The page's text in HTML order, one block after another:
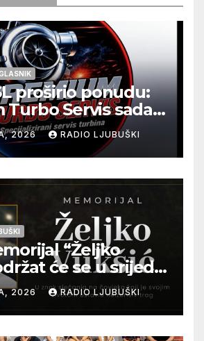
proširio ponudu:
Turbo Servis sada
u Ljubuškom
2026 RADIO LJUBUŠKI
“Željko
će se u srijedu
u Otoku
2026 RADIO LJUBUŠKI